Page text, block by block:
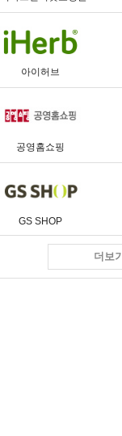
아이허브
공영홈쇼핑
GS SHOP
더보기